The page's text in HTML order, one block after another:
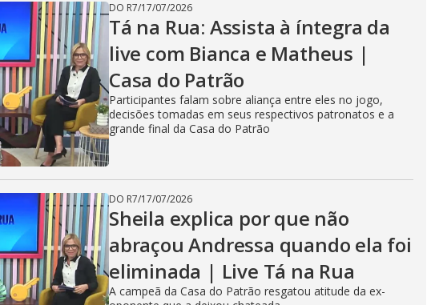
DO R7/17/07/2026
Tá na Rua: Assista à íntegra da
live com Bianca e Matheus |
Casa do Patrão
Participantes falam sobre aliança entre eles no jogo,
decisões tomadas em seus respectivos patronatos e a
grande final da Casa do Patrão
DO R7/17/07/2026
Sheila explica por que não
abraçou Andressa quando ela foi
eliminada | Live Tá na Rua
A campeã da Casa do Patrão resgatou atitude da ex-